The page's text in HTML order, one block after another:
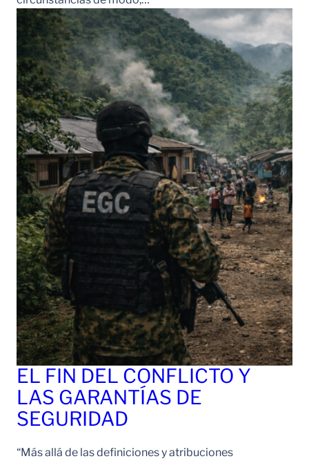
EL FIN DEL CONFLICTO Y
LAS GARANTÍAS DE
SEGURIDAD
“Más allá de las definiciones y atribuciones